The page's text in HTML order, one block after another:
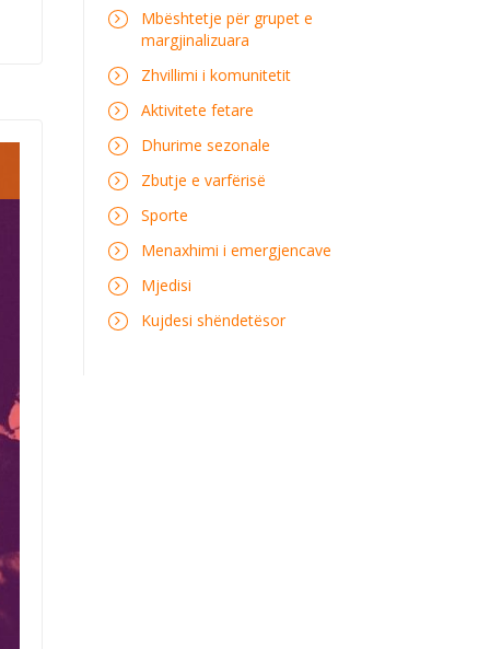
Mbështetje për grupet e
margjinalizuara
Zhvillimi i komunitetit
Aktivitete fetare
Dhurime sezonale
Zbutje e varfërisë
Sporte
Menaxhimi i emergjencave
Mjedisi
Kujdesi shëndetësor